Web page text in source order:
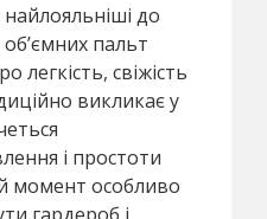
до
пальт
легкість, свіжість
викликає у
і простоти
момент особливо